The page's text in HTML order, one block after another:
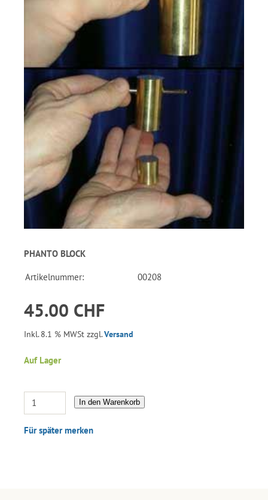
PHANTO BLOCK
Artikelnummer: 00208
45.00 CHF
Inkl. 8.1 % MWSt zzgl.Versand
Auf Lager
In den Warenkorb
Für später merken